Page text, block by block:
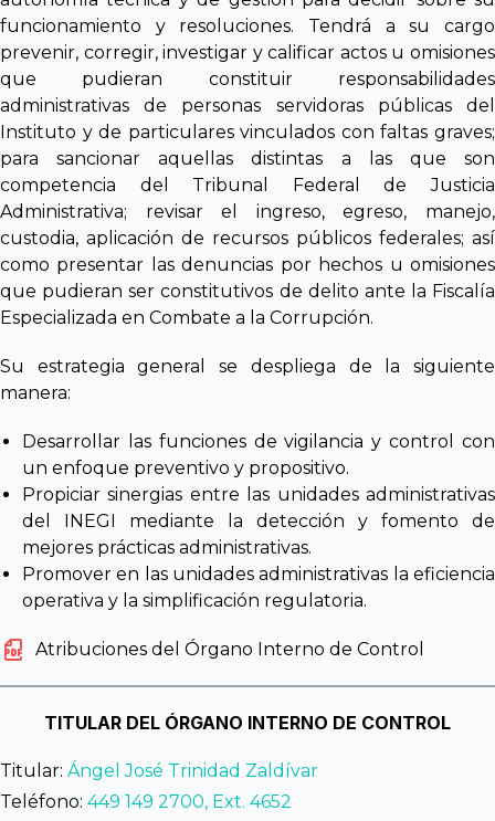
funcionamiento y resoluciones. Tendrá a su cargo
prevenir, corregir, investigar y calificar actos u omisiones
que pudieran constituir responsabilidades
administrativas de personas servidoras públicas del
Instituto y de particulares vinculados con faltas graves;
para sancionar aquellas distintas a las que son
competencia del Tribunal Federal de Justicia
Administrativa; revisar el ingreso, egreso, manejo,
custodia, aplicación de recursos públicos federales; así
como presentar las denuncias por hechos u omisiones
que pudieran ser constitutivos de delito ante la Fiscalía
Especializada en Combate a la Corrupción.
Su estrategia general se despliega de la siguiente
manera:
Desarrollar las funciones de vigilancia y control con
un enfoque preventivo y propositivo.
Propiciar sinergias entre las unidades administrativas
del INEGI mediante la detección y fomento de
mejores prácticas administrativas.
Promover en las unidades administrativas la eficiencia
operativa y la simplificación regulatoria.
Atribuciones del Órgano Interno de Control
TITULAR DEL ÓRGANO INTERNO DE CONTROL
Titular: Ángel José Trinidad Zaldívar
Teléfono: 449 149 2700, Ext. 4652